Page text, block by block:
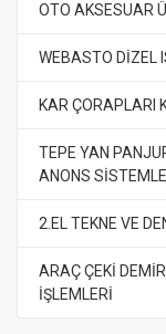
OTO AKSESUAR
WEBASTO DİZEL
KAR ÇORAPLARI
TEPE YAN
ANONS
2.EL TEKNE VE
ARAÇ ÇEKİ
İŞLEMLERİ